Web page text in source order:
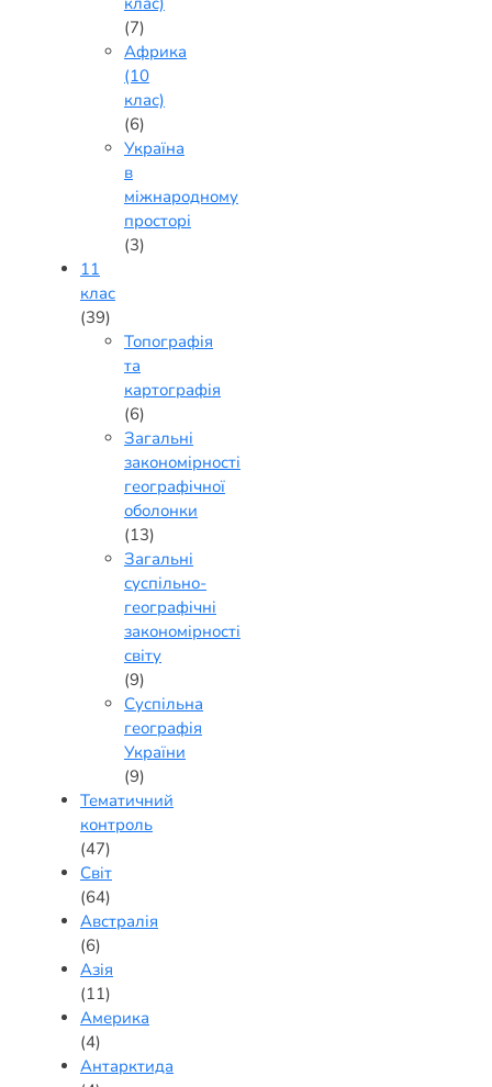
(7)
Африка
(10
клас)
(6)
Україна
в
міжнародному
просторі
(3)
11
клас
(39)
Топографія
та
картографія
(6)
Загальні
закономірності
географічної
оболонки
(13)
Загальні
суспільно-
географічні
закономірності
світу
(9)
Суспільна
географія
України
(9)
Тематичний
контроль
(47)
Світ
(64)
Австралія
(6)
Азія
(11)
Америка
(4)
Антарктида